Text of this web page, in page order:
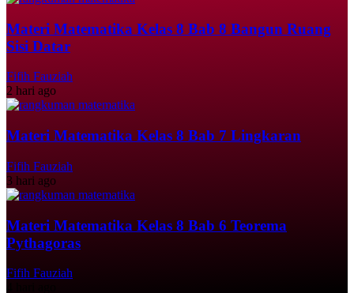
Materi Matematika Kelas 8 Bab 8 Bangun Ruang
Sisi Datar
Fifih Fauziah
2 hari ago
Materi Matematika Kelas 8 Bab 7 Lingkaran
Fifih Fauziah
3 hari ago
Materi Matematika Kelas 8 Bab 6 Teorema
Pythagoras
Fifih Fauziah